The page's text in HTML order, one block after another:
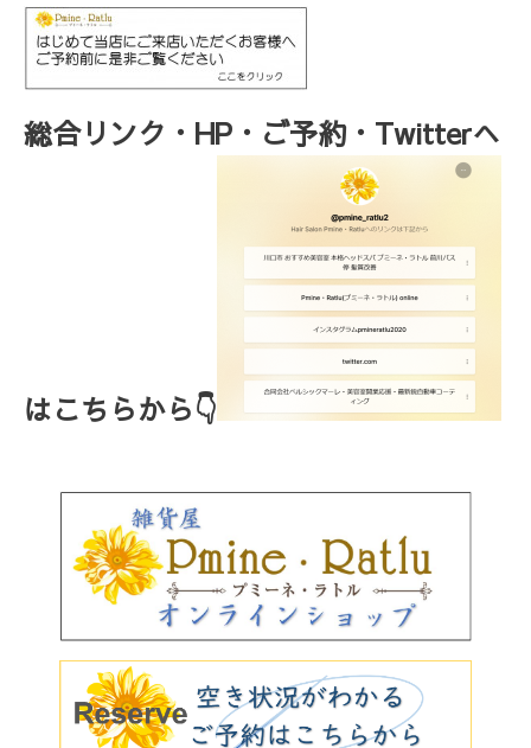
総合リンク・HP・ご予約・Twitterへ
はこちらから👇